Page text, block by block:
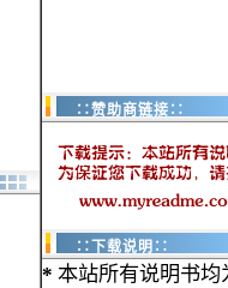
∷赞助商链接∷
∷下载说明∷
* 本站所有说明书均